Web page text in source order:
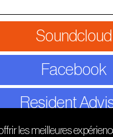
Soundcloud
Facebook
Resident
les meilleures